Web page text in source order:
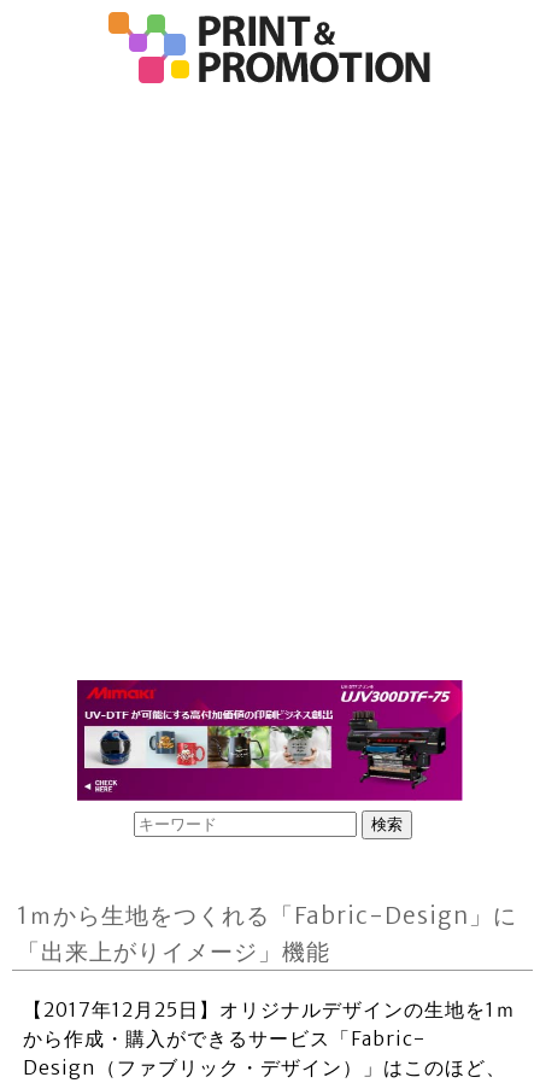
1ｍから生地をつくれる「Fabric-Design」に
「出来上がりイメージ」機能
【2017年12月25日】オリジナルデザインの生地を1ｍ
から作成・購入ができるサービス「Fabric-
Design（ファブリック・デザイン）」はこのほど、